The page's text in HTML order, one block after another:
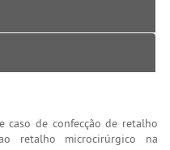
de confecção de retalho
retalho microcirúrgico na